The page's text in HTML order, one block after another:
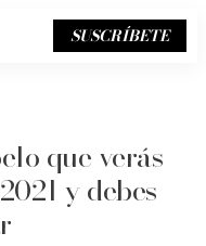
SUSCRÍBETE
que verás
y debes